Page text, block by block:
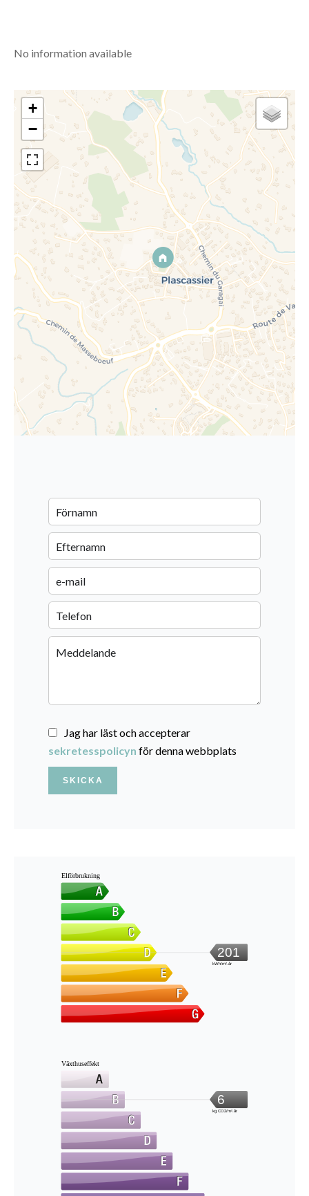
No information available
+
−
Jag har läst och accepterar
sekretesspolicyn för denna webbplats
SKICKA
Elförbrukning
201
kWh/m².år
Växthuseffekt
6
kg CO2/m².år